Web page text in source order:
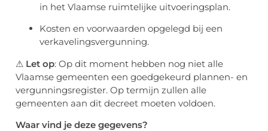
in het Vlaamse ruimtelijke uitvoeringsplan.
Kosten en voorwaarden opgelegd bij een
verkavelingsvergunning.
⚠ Let op: Op dit moment hebben nog niet alle
Vlaamse gemeenten een goedgekeurd plannen- en
vergunningsregister. Op termijn zullen alle
gemeenten aan dit decreet moeten voldoen.
Waar vind je deze gegevens?